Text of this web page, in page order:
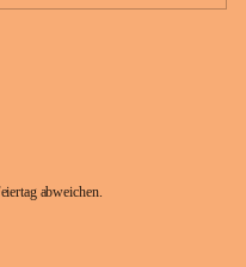
abweichen.